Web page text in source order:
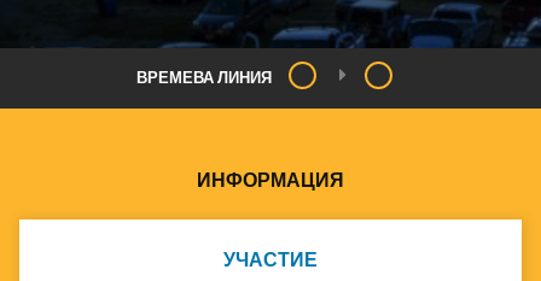
ВРЕМЕВА ЛИНИЯ
ИНФОРМАЦИЯ
УЧАСТИЕ